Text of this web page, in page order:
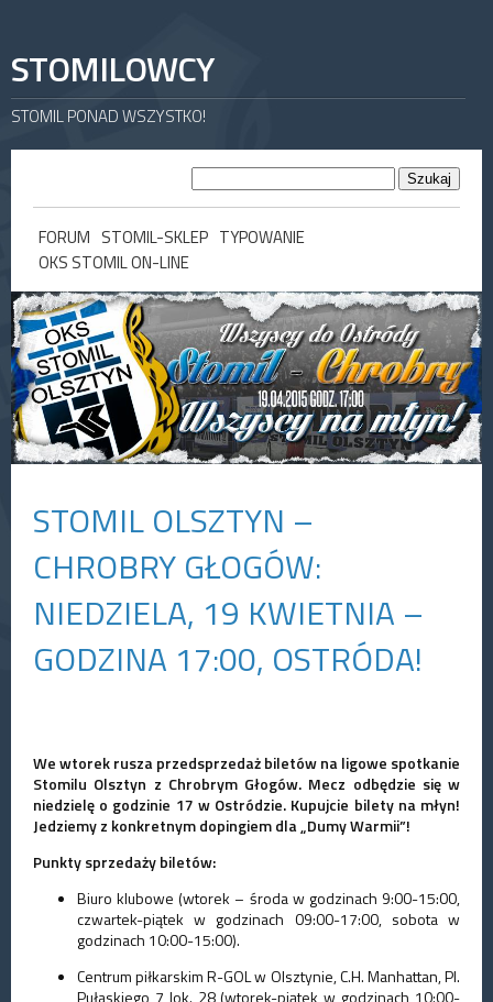
STOMILOWCY
STOMIL PONAD WSZYSTKO!
FORUM STOMIL-SKLEP TYPOWANIE
OKS STOMIL ON-LINE
STOMIL OLSZTYN –
CHROBRY GŁOGÓW:
NIEDZIELA, 19 KWIETNIA –
GODZINA 17:00, OSTRÓDA!
We wtorek rusza przedsprzedaż biletów na ligowe spotkanie
Stomilu Olsztyn z Chrobrym Głogów. Mecz odbędzie się w
niedzielę o godzinie 17 w Ostródzie. Kupujcie bilety na młyn!
Jedziemy z konkretnym dopingiem dla „Dumy Warmii”!
Punkty sprzedażybiletów:
Biuro klubowe (wtorek – środa w godzinach 9:00-15:00,
czwartek-piątek w godzinach 09:00-17:00, sobota w
godzinach 10:00-15:00).
Centrum piłkarskim R-GOL w Olsztynie, C.H. Manhattan, Pl.
Pułaskiego 7 lok. 28 (wtorek-piątek w godzinach 10:00-